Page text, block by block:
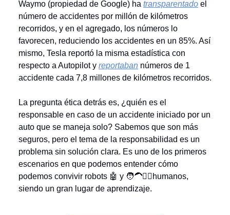
Waymo (propiedad de Google) ha transparentado el
número de accidentes por millón de kilómetros
recorridos, y en el agregado, los números lo
favorecen, reduciendo los accidentes en un 85%. Así
mismo, Tesla reportó la misma estadística con
respecto a Autopilot y reportaban números de 1
accidente cada 7,8 millones de kilómetros recorridos.
La pregunta ética detrás es, ¿quién es el
responsable en caso de un accidente iniciado por un
auto que se maneja solo? Sabemos que son más
seguros, pero el tema de la responsabilidad es un
problema sin solución clara. Es uno de los primeros
escenarios en que podemos entender cómo
podemos convivir robots 🤖 y 🧑‍🦱👱‍♀️humanos,
siendo un gran lugar de aprendizaje.